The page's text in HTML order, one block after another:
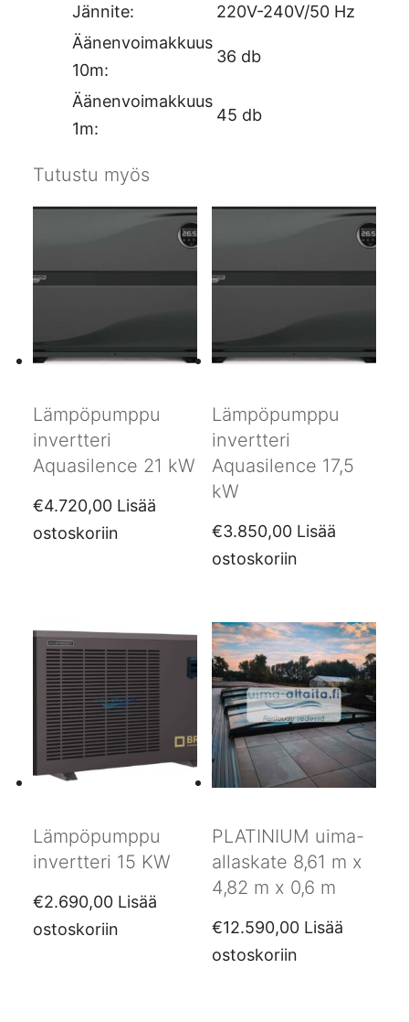
Jännite:
220V-240V/50 Hz
Äänenvoimakkuus
10m:
36 db
Äänenvoimakkuus
1m:
45 db
Tutustu myös
Lämpöpumppu
invertteri
Aquasilence 21 kW
€4.720,00 Lisää
ostoskoriin
Lämpöpumppu
invertteri
Aquasilence 17,5
kW
€3.850,00 Lisää
ostoskoriin
Lämpöpumppu
invertteri 15 KW
€2.690,00 Lisää
ostoskoriin
PLATINIUM uima-
allaskate 8,61 m x
4,82 m x 0,6 m
€12.590,00 Lisää
ostoskoriin